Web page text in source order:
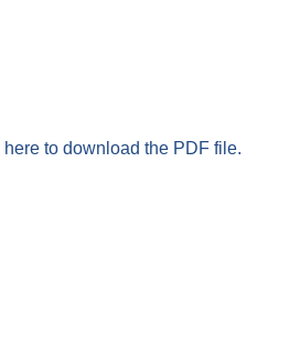
here to download the PDF file.